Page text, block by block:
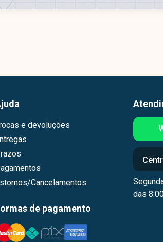
e devoluções
Cancelamentos
de pagamento
das